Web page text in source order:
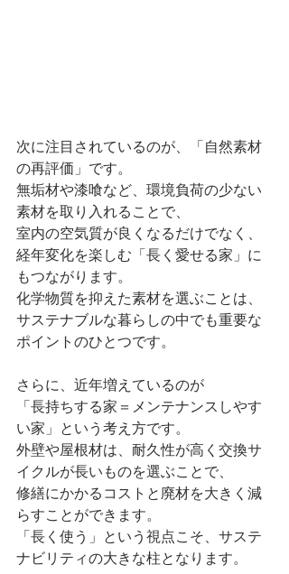
次に注目されているのが、「自然素材
の再評価」です。
無垢材や漆喰など、環境負荷の少ない
素材を取り入れることで、
室内の空気質が良くなるだけでなく、
経年変化を楽しむ「長く愛せる家」に
もつながります。
化学物質を抑えた素材を選ぶことは、
サステナブルな暮らしの中でも重要な
ポイントのひとつです。
さらに、近年増えているのが
「長持ちする家＝メンテナンスしやす
い家」という考え方です。
外壁や屋根材は、耐久性が高く交換サ
イクルが長いものを選ぶことで、
修繕にかかるコストと廃材を大きく減
らすことができます。
「長く使う」という視点こそ、サステ
ナビリティの大きな柱となります。